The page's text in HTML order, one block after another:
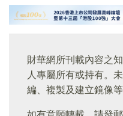
財華網所刊載內容之
人專屬所有或持有。
編、複製及建立鏡像等